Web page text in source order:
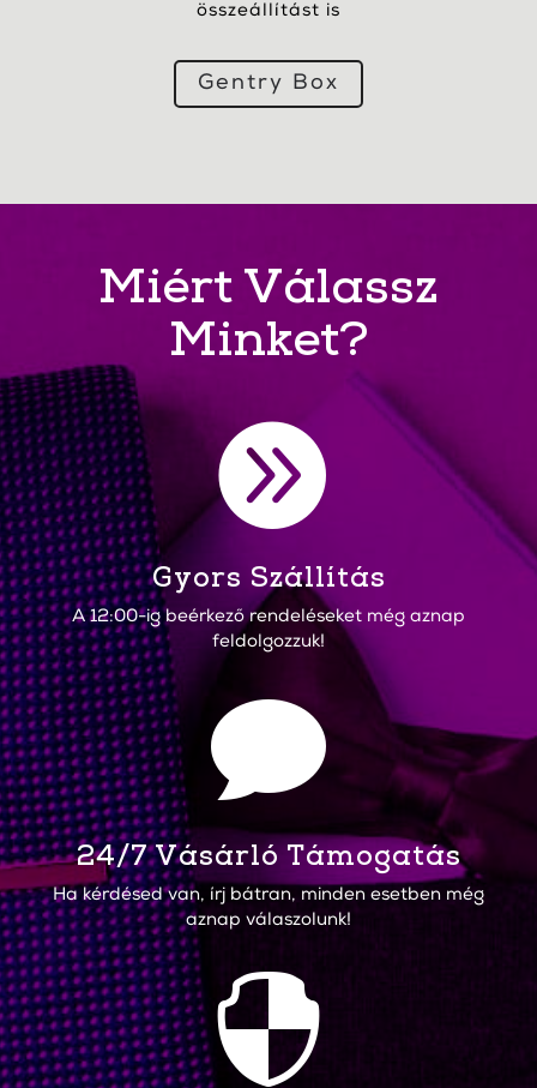
összeállítást is
Gentry Box
Miért Válassz
Minket?

Gyors Szállítás
A 12:00-ig beérkező rendeléseket még aznap
feldolgozzuk!

24/7 Vásárló Támogatás
Ha kérdésed van, írj bátran, minden esetben még
aznap válaszolunk!
